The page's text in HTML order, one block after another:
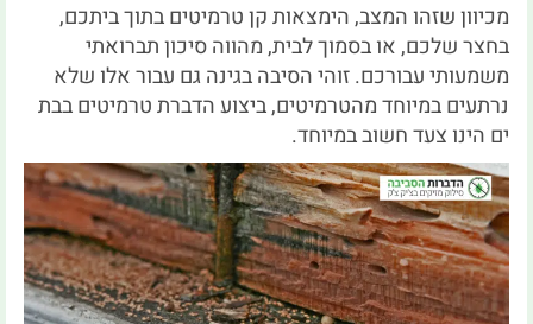
מכיוון שזהו המצב, הימצאות קן טרמיטים בתוך ביתכם,
בחצר שלכם, או בסמוך לבית, מהווה סיכון תברואתי
משמעותי עבורכם. זוהי הסיבה בגינה גם עבור אלו שלא
נרתעים במיוחד מהטרמיטים, ביצוע הדברת טרמיטים בבת
ים הינו צעד חשוב במיוחד.